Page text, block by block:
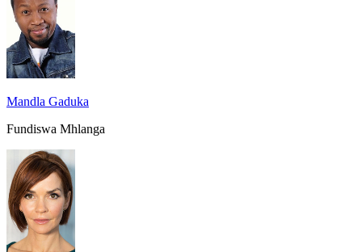
Mandla Gaduka
Fundiswa Mhlanga